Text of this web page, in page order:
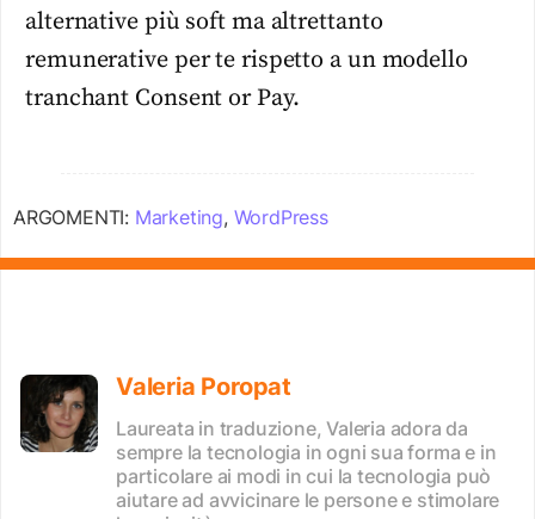
alternative più soft ma altrettanto
remunerative per te rispetto a un modello
tranchant Consent or Pay.
ARGOMENTI: Marketing, WordPress
Valeria Poropat
Laureata in traduzione, Valeria adora da
sempre la tecnologia in ogni sua forma e in
particolare ai modi in cui la tecnologia può
aiutare ad avvicinare le persone e stimolare